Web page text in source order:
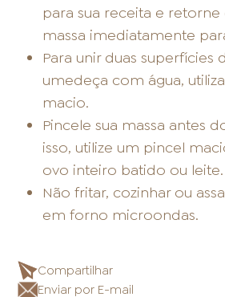
para sua receita e
massa imediatamente
Para unir duas superfícies
umedeça com água,
macio.
Pincele sua massa antes
isso, utilize um pincel
ovo inteiro batido ou leite.
Não fritar, cozinhar ou
em forno microondas.
Compartilhar
Enviar por E-mail